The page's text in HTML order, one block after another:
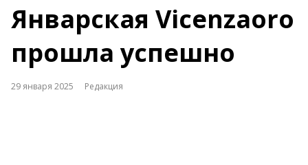
Январская Vicenzaoro
прошла успешно
29 января 2025 Редакция